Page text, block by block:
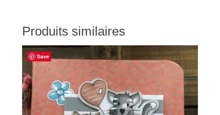
Produits similaires
Save